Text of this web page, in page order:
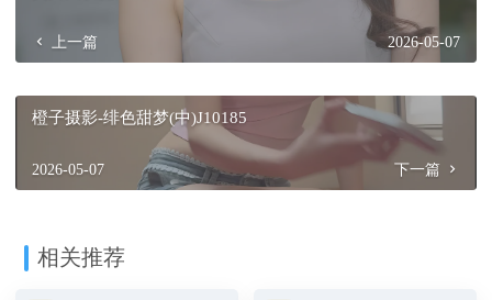
上一篇 2026-05-07
橙子摄影-绯色甜梦(中)J10185
2026-05-07 下一篇
相关推荐